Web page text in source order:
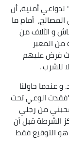
أمنية، أن
أمام ما
و الآلاف من
المعبر
فرض عليهم
.
حاولنا
الوعي تحت
من رجلي
قبل أن
التوقيع فقط